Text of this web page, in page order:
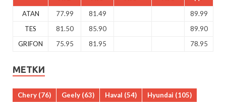
ATAN 77.99 81.49
89.99
TES
81.50 85.90
89.90
GRIFON
75.95 81.95 78.95
МЕТКИ
Chery (76) Geely (63) Haval (54) Hyundai (105)